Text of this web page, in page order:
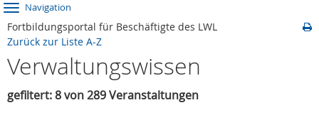
Navigation
Fortbildungsportal für Beschäftigte des LWL
Zurück zur Liste A-Z
Verwaltungswissen
gefiltert: 8 von 289 Veranstaltungen